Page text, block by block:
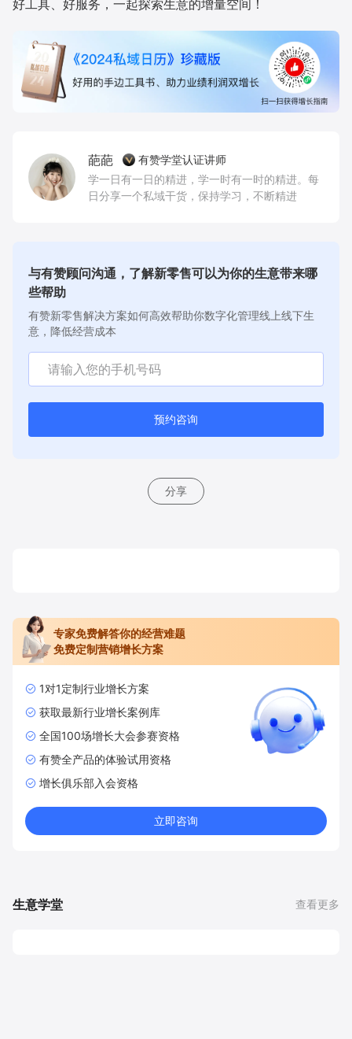
好工具、好服务，一起探索生意的增量空间！
葩葩
有赞学堂认证讲师
学一日有一日的精进，学一时有一时的精进。每
日分享一个私域干货，保持学习，不断精进
与有赞顾问沟通，了解新零售可以为你的生意带来哪
些帮助
有赞新零售解决方案如何高效帮助你数字化管理线上线下生
意，降低经营成本
预约咨询
分享
专家免费解答你的经营难题
免费定制营销增长方案
1对1定制行业增长方案
获取最新行业增长案例库
全国100场增长大会参赛资格
有赞全产品的体验试用资格
增长俱乐部入会资格
立即咨询
生意学堂 查看更多